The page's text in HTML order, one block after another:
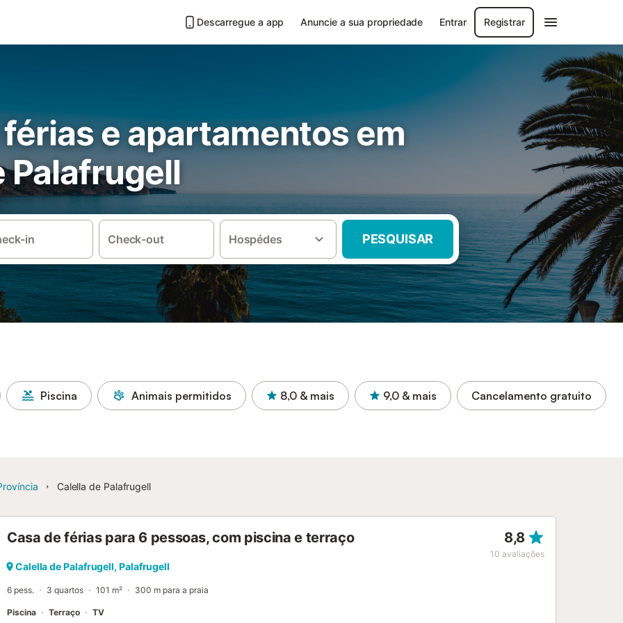
Descarregue a app Anuncie a sua propriedade Entrar Registrar
e apartamentos em
Palafrugell
in Check-out Hospédes PESQUISAR
Piscina Animais permitidos 8,0 & mais 9,0 & mais Cancelamento gratuito
Calella de Palafrugell
Casa de férias para 6 pessoas, com piscina e terraço 8,8
10 avaliações
Calella de Palafrugell, Palafrugell
6 pess. 3 quartos 101 m² 300 m para a praia
Piscina Terraço TV